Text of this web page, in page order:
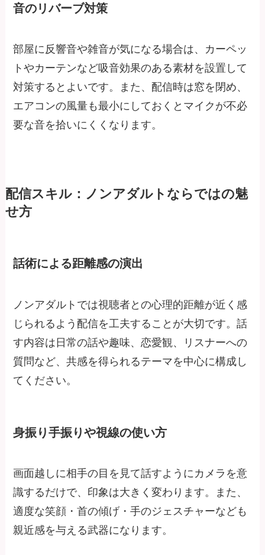
音のリバーブ対策
部屋に反響音や雑音が気になる場合は、カーペッ
トやカーテンなど吸音効果のある素材を設置して
対策するとよいです。また、配信時は窓を閉め、
エアコンの風量も最小にしておくとマイクが不必
要な音を拾いにくくなります。
配信スキル：ノンアダルトならではの魅
せ方
話術による距離感の演出
ノンアダルトでは視聴者との心理的距離が近く感
じられるよう配信を工夫することが大切です。話
す内容は日常の話や趣味、恋愛観、リスナーへの
質問など、共感を得られるテーマを中心に構成し
てください。
身振り手振りや視線の使い方
画面越しに相手の目を見て話すようにカメラを意
識するだけで、印象は大きく変わります。また、
適度な笑顔・首の傾げ・手のジェスチャーなども
親近感を与える武器になります。